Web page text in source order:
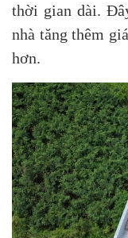
thời gian dài.
nhà tăng thêm
hơn.